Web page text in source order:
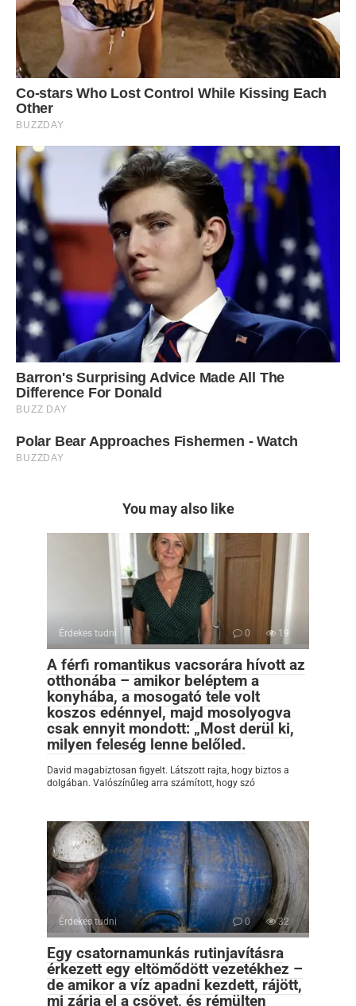
You may also like
Érdekes tudni 0 19
A férfi romantikus vacsorára hívott az
otthonába – amikor beléptem a
konyhába, a mosogató tele volt
koszos edénnyel, majd mosolyogva
csak ennyit mondott: „Most derül ki,
milyen feleség lenne belőled.
David magabiztosan figyelt. Látszott rajta, hogy biztos a
dolgában. Valószínűleg arra számított, hogy szó
Érdekes tudni 0 32
Egy csatornamunkás rutinjavításra
érkezett egy eltömődött vezetékhez –
de amikor a víz apadni kezdett, rájött,
mi zárja el a csövet, és rémülten